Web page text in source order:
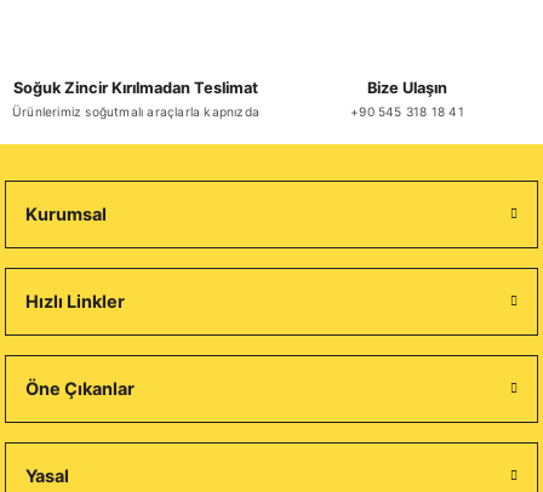
Soğuk Zincir Kırılmadan Teslimat
Ürünlerimiz soğutmalı araçlarla kapnızda
Bize Ulaşın
+90 545 318 18 41
Kurumsal
Hızlı Linkler
Öne Çıkanlar
Yasal